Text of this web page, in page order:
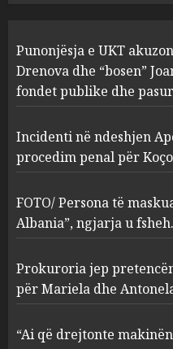
2
3
Punonjësja e UKT
Drenova dhe “bosen”
fondet publike dhe
Incidenti në ndeshjen
procedim penal për
FOTO/ Persona të
Albania”, ngjarja u
Prokuroria jep
për Mariela dhe
“Ai që drejtonte